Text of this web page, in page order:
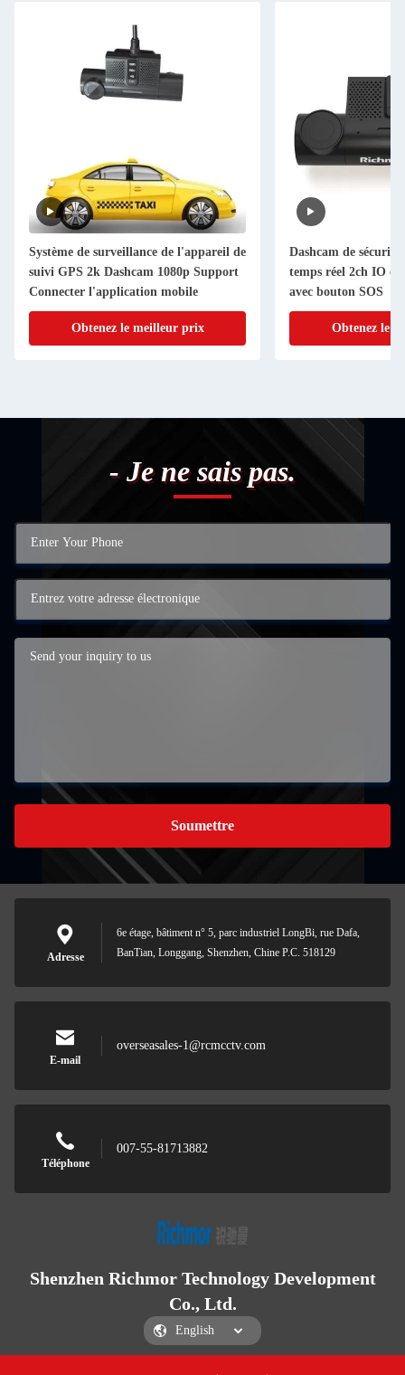
Système de surveillance de l'appareil de
suivi GPS 2k Dashcam 1080p Support
Connecter l'application mobile
Obtenez le meilleur prix
Dashcam de
temps réel 2ch IO
avec bouton SOS
Obtenez le
- Je ne sais pas.
Soumettre
Adresse
6e étage, bâtiment n° 5, parc industriel LongBi, rue Dafa,
BanTian, Longgang, Shenzhen, Chine P.C. 518129
E-mail
overseasales-1@rcmcctv.com
Téléphone
007-55-81713882
Shenzhen Richmor Technology Development
Co., Ltd.